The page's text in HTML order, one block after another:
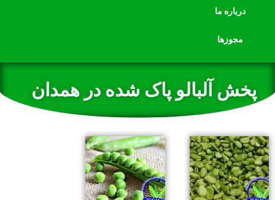
درباره ما
مجوزها
پخش آلبالو پاک شده در همدان